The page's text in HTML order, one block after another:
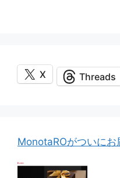
X Threads
MonotaROがついに